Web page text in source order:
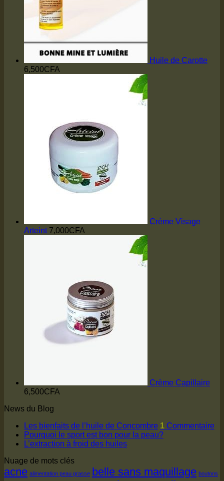
Huile de Carotte
6,500CFA
Crème Visage
Arteint 7,000CFA
Crème Capillaire
6,500CFA
News du Blog
Les bienfaits de l’huile de Concombre 1 Commentaire
Pourquoi le sport est bon pour la peau?
L’extraction à froid des huiles
Nuage de mots clés
acne alimentation peau grasse belle sans maquillage boutons